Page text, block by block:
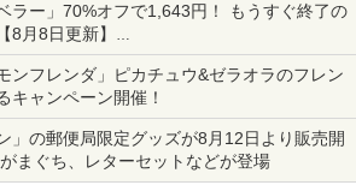
ラー」70%オフで1,643円！ もうすぐ終了の
8月8日更新】
プでは「大神 絶景版」が67%オフで990円
ンフレンダ」ピカチュウ&ゼラオラのフレン
キャンペーン開催！
」の郵便局限定グッズが8月12日より販売開
まぐち、レターセットなどが登場